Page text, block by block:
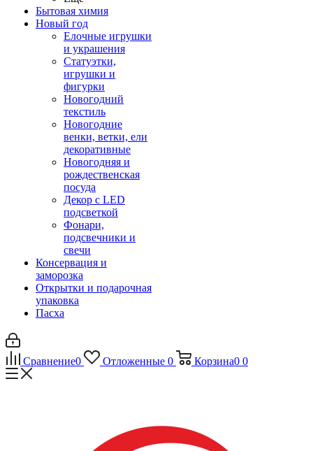
Бытовая химия
Новый год
Елочные игрушки
и украшения
Статуэтки,
игрушки и
фигурки
Новогодний
текстиль
Новогодние
венки, ветки, ели
декоративные
Новогодняя и
рождественская
посуда
Декор с LED
подсветкой
Фонари,
подсвечники и
свечи
Консервация и
заморозка
Открытки и подарочная
упаковка
Пасха
Сравнение0 Отложенные 0 Корзина0 0